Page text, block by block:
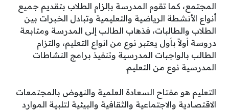
المجتمع، كما تقوم المدرسة بإلزام الطلاب بتقديم جميع
أنواع الأنشطة الرياضية والتعليمية وتبادل الخبرات بين
الطلاب والطالبات، فذهاب الطالب إلى المدرسة ومتابعة
دروسة أولاً بأول يعتبر نوع من انواع التعليم، والتزام
الطالب بالواجبات المدرسية وتنفيذ برامج النشاطات
المدرسية نوع من التعليم.
التعليم هو مفتاح السعادة العلمية والنهوض بالمجتمعات
الاقتصادية والاجتماعية والثقافية والبيئية لتلبية الموارد